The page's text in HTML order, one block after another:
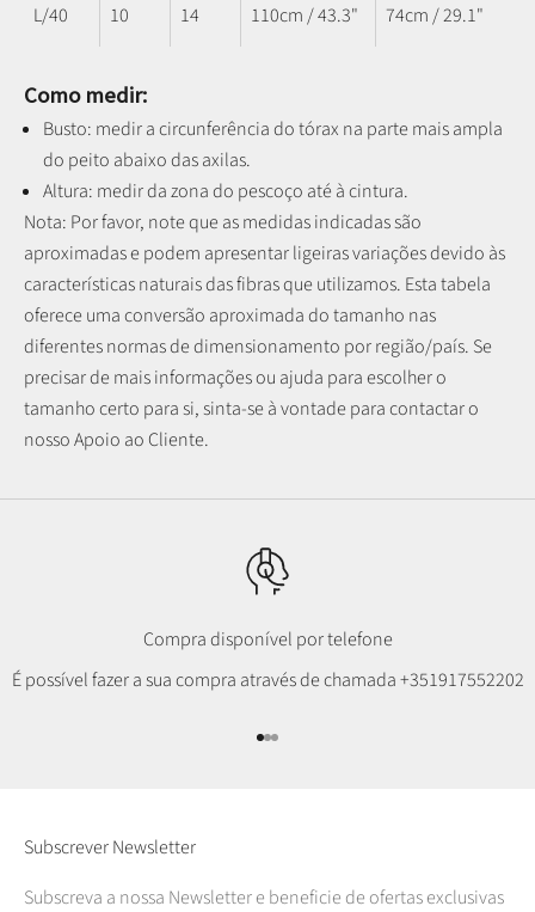
L/40 10 14 110cm / 43.3" 74cm / 29.1"
Como medir:
Busto: medir a circunferência do tórax na parte mais ampla
do peito abaixo das axilas.
Altura: medir da zona do pescoço até à cintura.
Nota: Por favor, note que as medidas indicadas são
aproximadas e podem apresentar ligeiras variações devido às
características naturais das fibras que utilizamos. Esta tabela
oferece uma conversão aproximada do tamanho nas
diferentes normas de dimensionamento por região/país. Se
precisar de mais informações ou ajuda para escolher o
tamanho certo para si, sinta-se à vontade para contactar o
nosso Apoio ao Cliente.
Compra disponível por telefone
É possível fazer a sua compra através de chamada+351917552202
Ir para item 1
Ir para item 2
Ir para item 3
Subscrever Newsletter
Subscreva a nossa Newsletter e beneficie de ofertas exclusivas